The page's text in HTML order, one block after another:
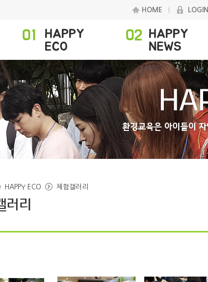
HOME LOGIN
HAPPY ECO 체험갤러리